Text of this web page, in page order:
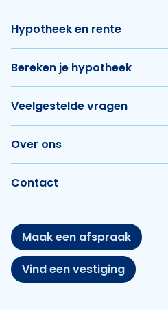
Hypotheek en rente
Bereken je hypotheek
Veelgestelde vragen
Over ons
Contact
Maak een afspraak
Vind een vestiging